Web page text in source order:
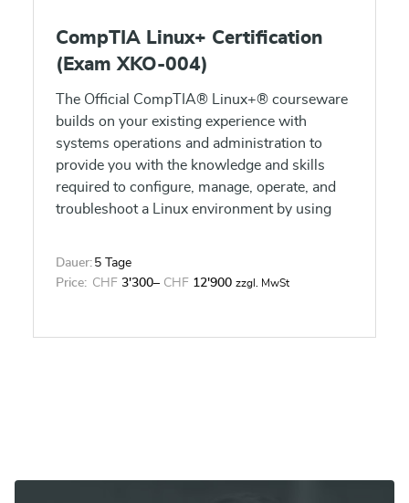
CompTIA Linux+ Certification
(Exam XKO-004)
The Official CompTIA® Linux+® courseware
builds on your existing experience with
systems operations and administration to
provide you with the knowledge and skills
required to configure, manage, operate, and
troubleshoot a Linux environment by using
you for the Exam XKO-004.
Dauer: 5 Tage
Price: CHF 3'300– CHF 12'900 zzgl. MwSt